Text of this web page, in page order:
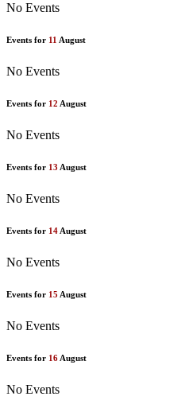
No Events
Events for 11 August
No Events
Events for 12 August
No Events
Events for 13 August
No Events
Events for 14 August
No Events
Events for 15 August
No Events
Events for 16 August
No Events